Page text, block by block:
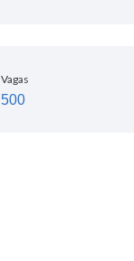
Vagas
500